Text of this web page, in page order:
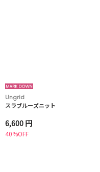
Ungrid
スラブルーズニット
6,600 円
40%OFF